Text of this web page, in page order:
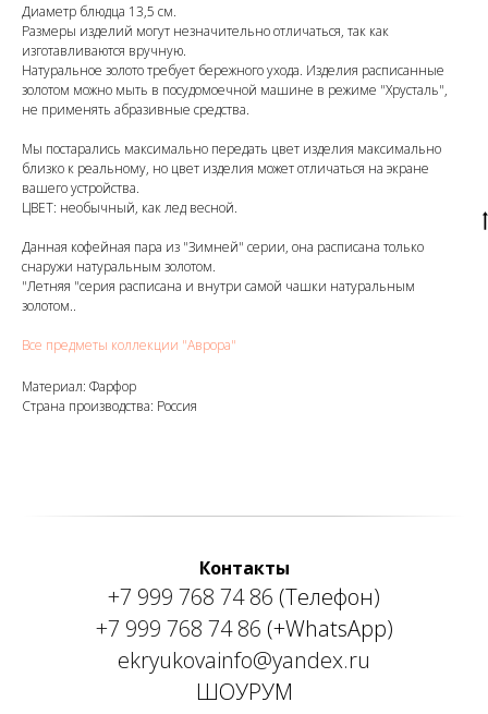
Диаметр блюдца 13,5 см.
Размеры изделий могут незначительно отличаться, так как
изготавливаются вручную.
Натуральное золото требует бережного ухода. Изделия расписанные
золотом можно мыть в посудомоечной машине в режиме "Хрусталь",
не применять абразивные средства.
Мы постарались максимально передать цвет изделия максимально
близко к реальному, но цвет изделия может отличаться на экране
вашего устройства.
ЦВЕТ: необычный, как лед весной.
Данная кофейная пара из "Зимней" серии, она расписана только
снаружи натуральным золотом.
"Летняя "серия расписана и внутри самой чашки натуральным
золотом..
Все предметы коллекции "Аврора"
Материал: Фарфор
Страна производства: Россия
Контакты
+7 999 768 74 86 (Телефон)
+7 999 768 74 86 (+WhatsApp)
ekryukovainfo@yandex.ru
ШОУРУМ